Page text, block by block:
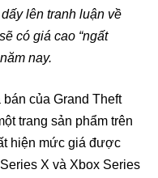
lên tranh luận về
có giá cao “ngất
nay.
của Grand Theft
trang sản phẩm trên
hiện mức giá được
X và Xbox Series